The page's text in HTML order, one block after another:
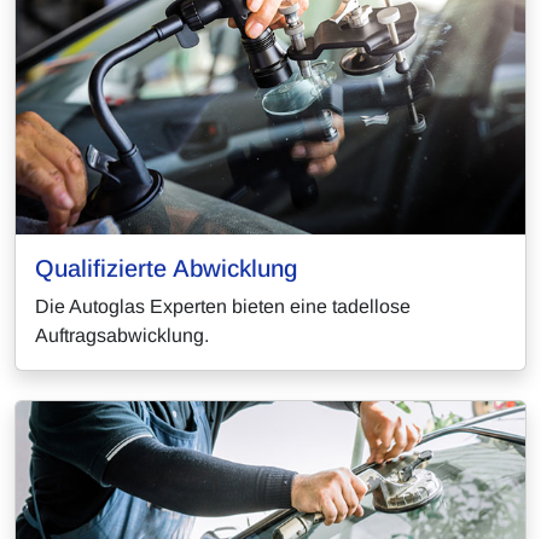
Qualifizierte Abwicklung
Die Autoglas Experten bieten eine tadellose
Auftragsabwicklung.